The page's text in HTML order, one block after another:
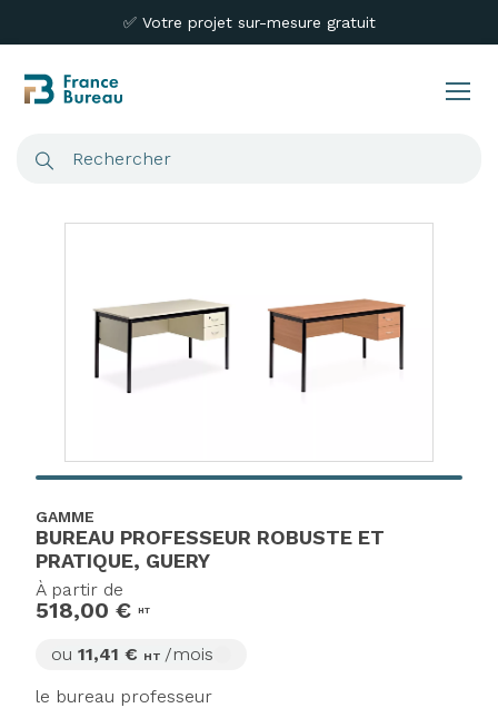
✅ Votre projet sur-mesure gratuit
GAMME
BUREAU PROFESSEUR ROBUSTE ET
PRATIQUE, GUERY
À partir de
518,00 € HT
ou 11,41 € HT /mois
le bureau professeur